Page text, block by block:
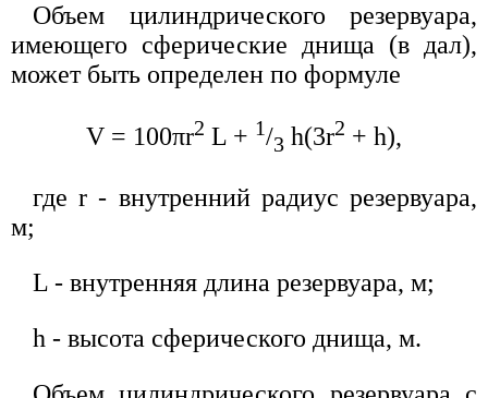
Объем цилиндрического резервуара,
имеющего сферические днища (в дал),
может быть определен по формуле
V = 100πr2 L + 1/3 h(3r2 + h),
где r - внутренний радиус резервуара,
м;
L - внутренняя длина резервуара, м;
h - высота сферического днища, м.